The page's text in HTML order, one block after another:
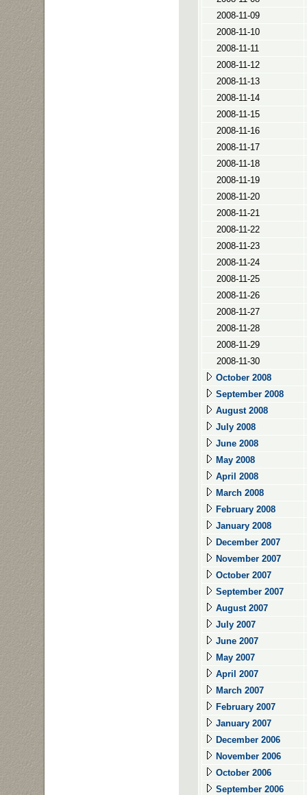
2008-11-09
2008-11-10
2008-11-11
2008-11-12
2008-11-13
2008-11-14
2008-11-15
2008-11-16
2008-11-17
2008-11-18
2008-11-19
2008-11-20
2008-11-21
2008-11-22
2008-11-23
2008-11-24
2008-11-25
2008-11-26
2008-11-27
2008-11-28
2008-11-29
2008-11-30
October 2008
September 2008
August 2008
July 2008
June 2008
May 2008
April 2008
March 2008
February 2008
January 2008
December 2007
November 2007
October 2007
September 2007
August 2007
July 2007
June 2007
May 2007
April 2007
March 2007
February 2007
January 2007
December 2006
November 2006
October 2006
September 2006